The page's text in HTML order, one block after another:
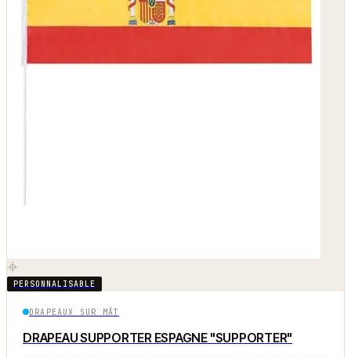
PERSONNALISABLE
DRAPEAUX SUR MÂT
DRAPEAU SUPPORTER ESPAGNE "SUPPORTER"